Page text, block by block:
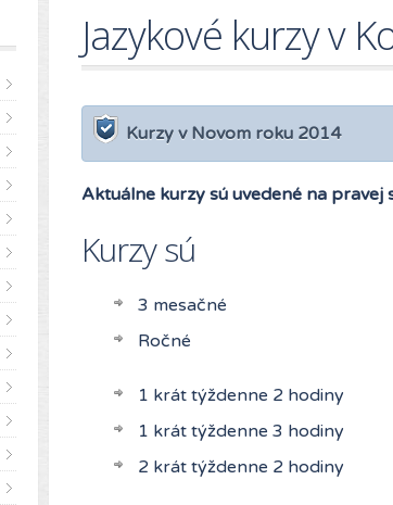
Jazykové kurzy v
Kurzy v Novom roku 2014
Aktuálne kurzy sú uvedené na pravej
Kurzy sú
3 mesačné
Ročné
1 krát týždenne 2 hodiny
1 krát týždenne 3 hodiny
2 krát týždenne 2 hodiny